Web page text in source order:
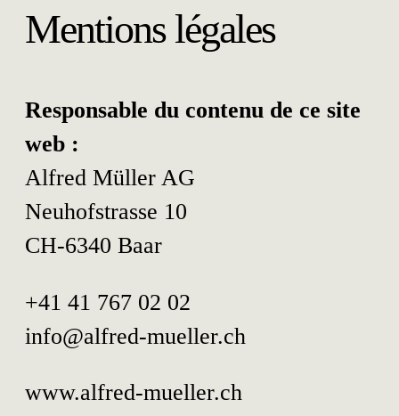
Spreitenbach Steinhausen
Steinhausen
Mentions légales
Responsable du contenu de ce site
web :
Alfred Müller AG
Neuhofstrasse 10
CH-6340 Baar
+41 41 767 02 02
info@alfred-mueller.ch
www.alfred-mueller.ch